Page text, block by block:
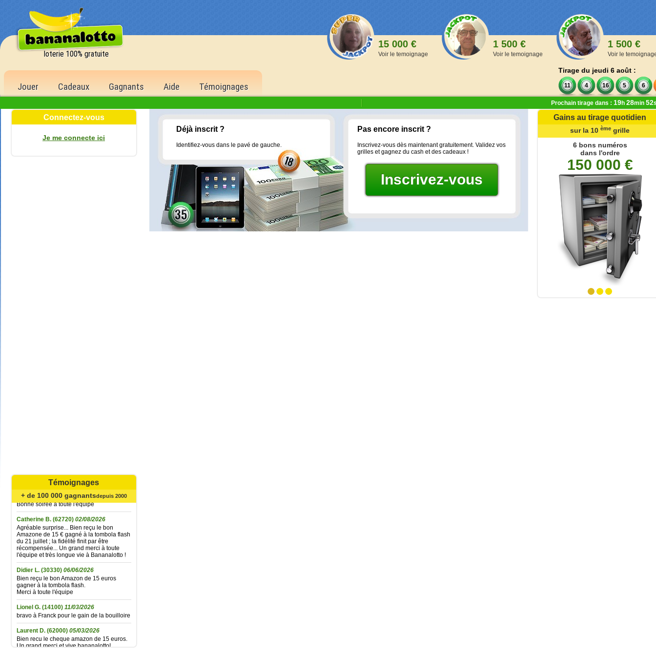
loterie 100% gratuite
15 000 €
Voir le temoignage
1 500 €
Voir le temoignage
1 500 €
Voir le
Jouer Cadeaux Gagnants Aide Témoignages
Tirage du jeudi 6 août :
11 4 16 5 6
Prochain tirage dans : 19h 28min 52
Connectez-vous
Je me connecte ici
Témoignages
+ de 100 000 gagnantsdepuis 2000
Bonjour
un grand merci pour l'envoi des 15 €
amazon gagné à la tombola flash du
30/06/2026
Bonne soirée à toute l'équipe
Catherine B. (62720) 02/08/2026
Agréable surprise... Bien reçu le bon
Amazone de 15 € gagné à la tombola flash
du 21 juillet ; la fidélité finit par être
récompensée... Un grand merci à toute
l'équipe et très longue vie à Bananalotto !
Didier L. (30330) 06/06/2026
Bien reçu le bon Amazon de 15 euros
gagner à la tombola flash.
Merci à toute l'équipe
Lionel G. (14100) 11/03/2026
bravo à Franck pour le gain de la bouilloire
Laurent D. (62000) 05/03/2026
Bien recu le cheque amazon de 15 euros.
Un grand merci et vive bananalotto!
Déjà inscrit ?
Identifiez-vous dans le pavé de gauche.
Pas encore inscrit ?
Inscrivez-vous dès maintenant gratuitement. Validez vos
grilles et gagnez du cash et des cadeaux !
Inscrivez-vous
Gains au tirage quotidien
1 500,00 €
6 bons numéros
500 points
5 bons numéros
4 bons numéros
25 points
sur la 10 ème grille
6 bons numéros
dans l'ordre
150 000 €